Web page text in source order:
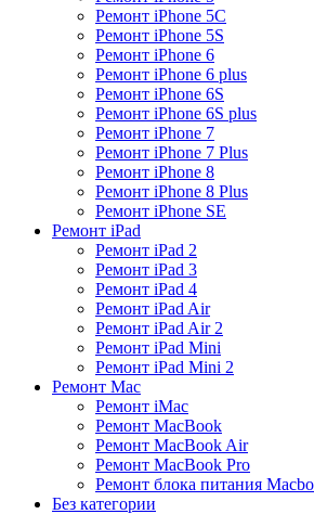
Ремонт iPhone 5C
Ремонт iPhone 5S
Ремонт iPhone 6
Ремонт iPhone 6 plus
Ремонт iPhone 6S
Ремонт iPhone 6S plus
Ремонт iPhone 7
Ремонт iPhone 7 Plus
Ремонт iPhone 8
Ремонт iPhone 8 Plus
Ремонт iPhone SE
Ремонт iPad
Ремонт iPad 2
Ремонт iPad 3
Ремонт iPad 4
Ремонт iPad Air
Ремонт iPad Air 2
Ремонт iPad Mini
Ремонт iPad Mini 2
Ремонт Mac
Ремонт iMac
Ремонт MacBook
Ремонт MacBook Air
Ремонт MacBook Pro
Ремонт блока питания
Без категории